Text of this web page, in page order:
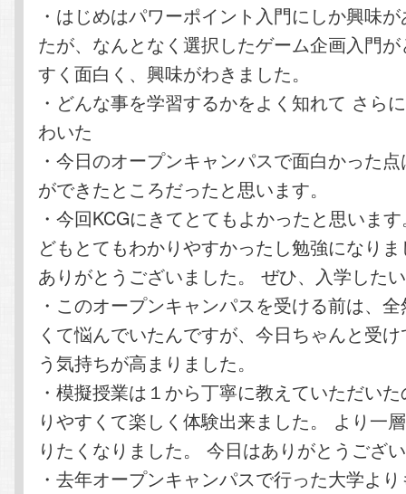
・はじめはパワーポイント入門にしか興味
たが、なんとなく選択したゲーム企画入門
すく面白く、興味がわきました。
・どんな事を学習するかをよく知れて さら
わいた
・今日のオープンキャンパスで面白かった
ができたところだったと思います。
・今回KCGにきてとてもよかったと思いま
どもとてもわかりやすかったし勉強になり
ありがとうございました。 ぜひ、入学した
・このオープンキャンパスを受ける前は、
くて悩んでいたんですが、今日ちゃんと受
う気持ちが高まりました。
・模擬授業は１から丁寧に教えていただい
りやすくて楽しく体験出来ました。 より一
りたくなりました。 今日はありがとうござ
・去年オープンキャンパスで行った大学よ